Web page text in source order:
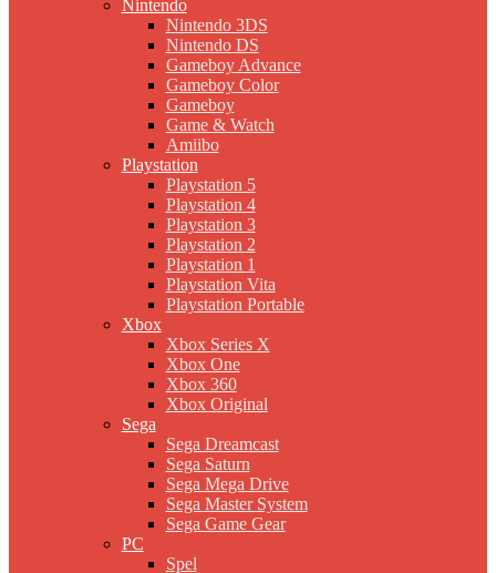
Nintendo
Nintendo 3DS
Nintendo DS
Gameboy Advance
Gameboy Color
Gameboy
Game & Watch
Amiibo
Playstation
Playstation 5
Playstation 4
Playstation 3
Playstation 2
Playstation 1
Playstation Vita
Playstation Portable
Xbox
Xbox Series X
Xbox One
Xbox 360
Xbox Original
Sega
Sega Dreamcast
Sega Saturn
Sega Mega Drive
Sega Master System
Sega Game Gear
PC
Spel